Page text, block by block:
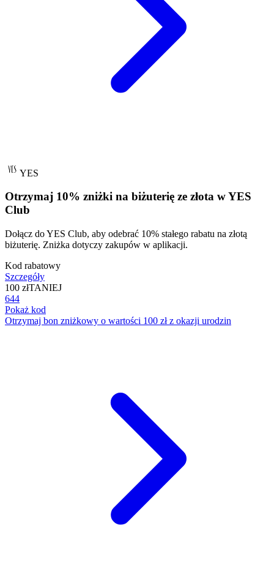
YES
Otrzymaj 10% zniżki na biżuterię ze złota w YES
Club
Dołącz do YES Club, aby odebrać 10% stałego rabatu na złotą
biżuterię. Zniżka dotyczy zakupów w aplikacji.
Kod rabatowy
Szczegóły
100 złTANIEJ
644
Pokaż kod
Otrzymaj bon zniżkowy o wartości 100 zł z okazji urodzin